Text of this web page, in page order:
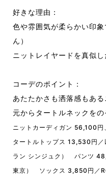
好きな理由：
色や雰囲気が柔らかい印
ん）
ニットレイヤードを真似
コーデのポイント：
あたたかさも洒落感もあ
元からタートルネックを
ニットカーディガン 56,100
タートルトップス 13,530円
ラン シンジュク） パンツ
東京） ソックス 3,850円／